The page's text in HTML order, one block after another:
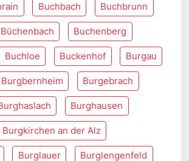
Buchbach Buchbrunn
Büchenbach Buchenberg
Buchloe Buckenhof Burgau
Burgbernheim Burgebrach
Burghausen
Burgkirchen an der Alz
Burglauer Burglengenfeld